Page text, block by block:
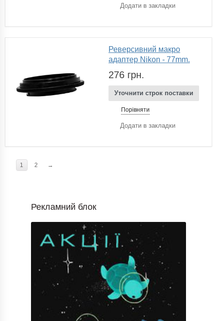
Додати в закладки
Реверсивний макро
адаптер Nikon - 77mm.
276 грн.
Уточнити строк поставки
Порівняти
Додати в закладки
1 2 →
Рекламний блок